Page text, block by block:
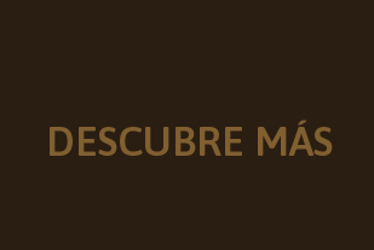
DESCUBRE MÁS